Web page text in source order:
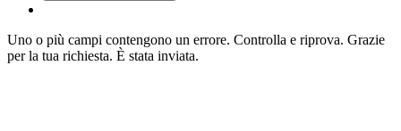
Uno o più campi contengono un errore. Controlla e riprova. Grazie
per la tua richiesta. È stata inviata.